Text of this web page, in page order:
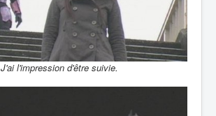
J'ai l'impression d'être suivie.